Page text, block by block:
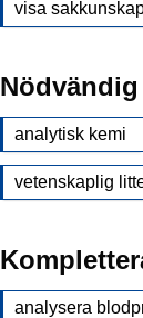
visa
analytisk kemi
vetenskaplig
analysera